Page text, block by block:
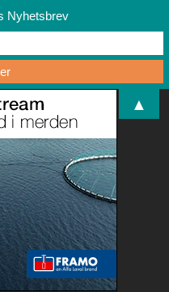
Nyhetsbrev
▲